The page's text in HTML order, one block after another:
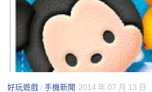
好玩遊戲 / 手機新聞 2014 年 07 月 13 日